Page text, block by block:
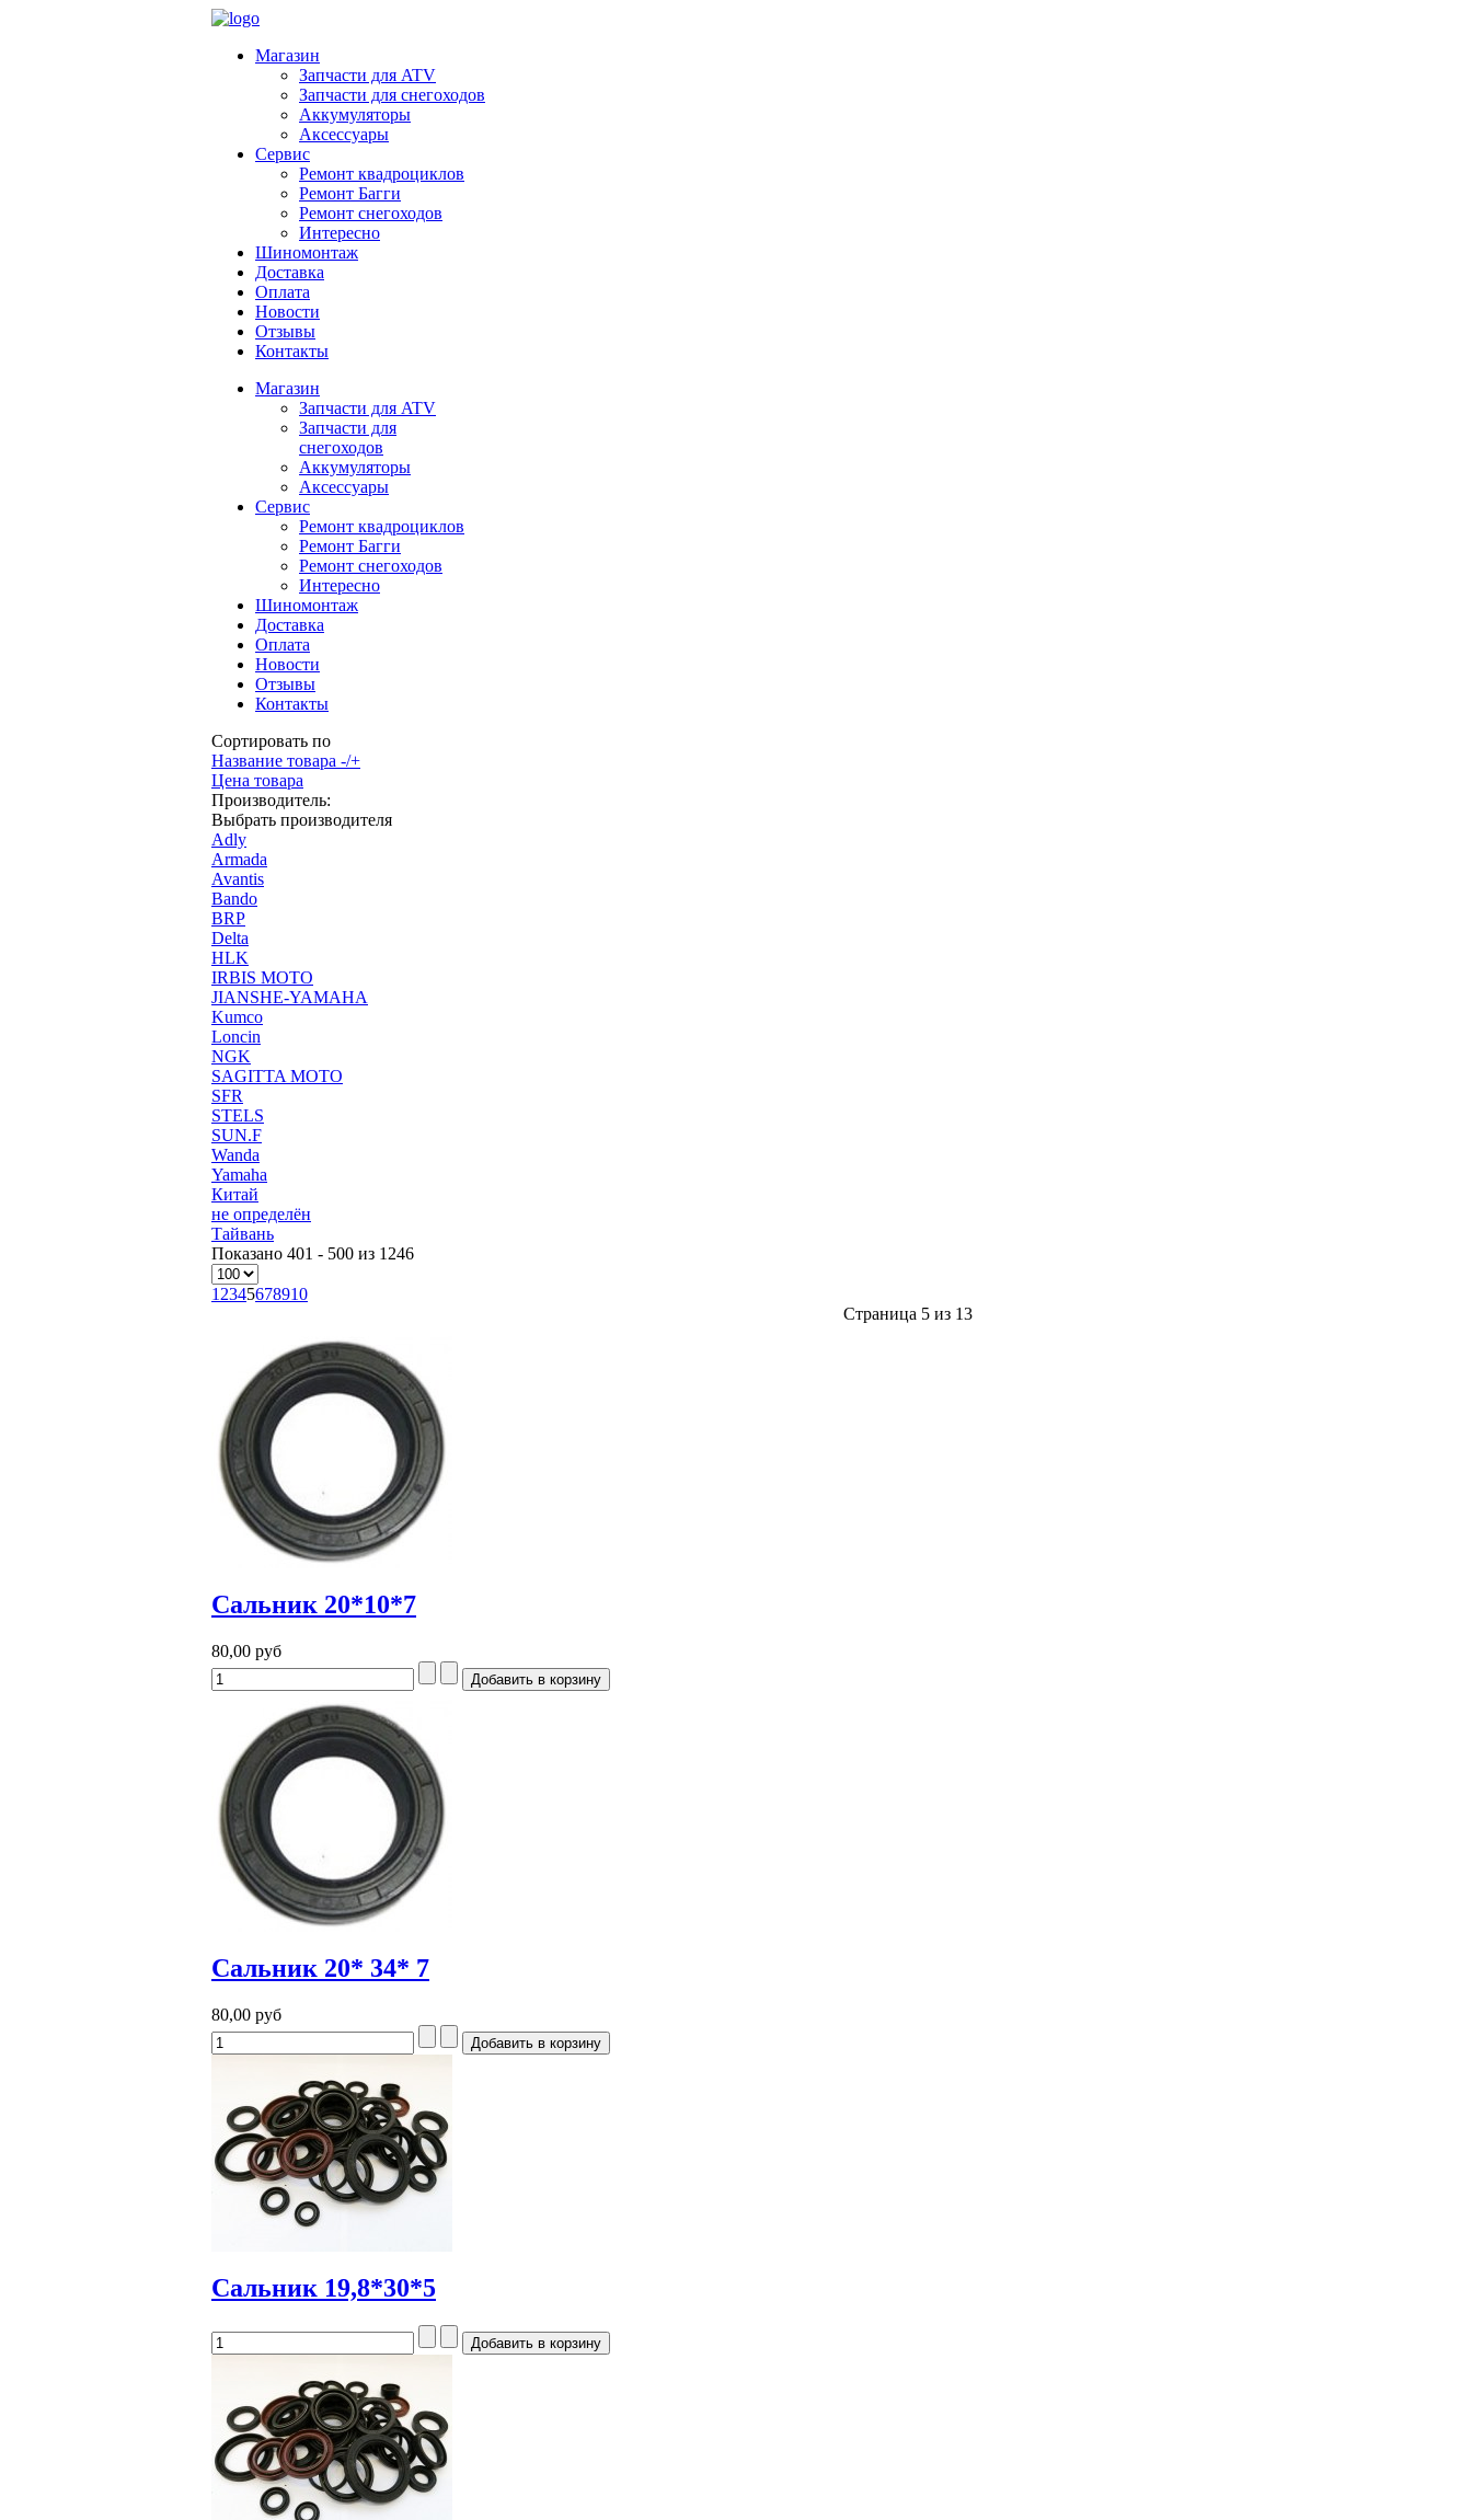
Магазин
Запчасти для ATV
Запчасти для снегоходов
Аккумуляторы
Аксессуары
Сервис
Ремонт квадроциклов
Ремонт Багги
Ремонт снегоходов
Интересно
Шиномонтаж
Доставка
Оплата
Новости
Отзывы
Контакты
Магазин
Запчасти для ATV
Запчасти для
снегоходов
Аккумуляторы
Аксессуары
Сервис
Ремонт квадроциклов
Ремонт Багги
Ремонт снегоходов
Интересно
Шиномонтаж
Доставка
Оплата
Новости
Отзывы
Контакты
Сортировать по
Название товара -/+
Цена товара
Производитель:
Выбрать производителя
Adly
Armada
Avantis
Bando
BRP
Delta
HLK
IRBIS MOTO
JIANSHE-YAMAHA
Kumco
Loncin
NGK
SAGITTA MOTO
SFR
STELS
SUN.F
Wanda
Yamaha
Китай
не определён
Тайвань
Показано 401 - 500 из 1246
1 2345678910
Страница 5 из 13
Сальник 20*10*7
80,00 руб
Сальник 20* 34* 7
80,00 руб
Сальник 19,8*30*5